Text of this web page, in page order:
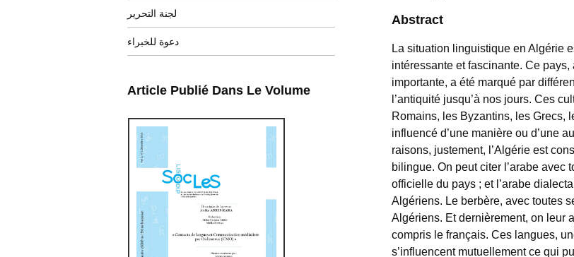
لجنة التحرير
دعوة للخبراء
Article Publié Dans Le Volume
Abstract
La situation linguistique en Algérie
intéressante et fascinante. Ce
importante, a été marqué par
l’antiquité jusqu’à nos jours. Ces
Romains, les Byzantins, les
influencé d’une manière ou d’une
raisons, justement, l’Algérie est
bilingue. On peut citer l’arabe avec
officielle du pays ; et l’arabe
Algériens. Le berbère, avec toutes
Algériens. Et dernièrement, on leur
compris le français. Ces langues,
s’influencent mutuellement ce qui